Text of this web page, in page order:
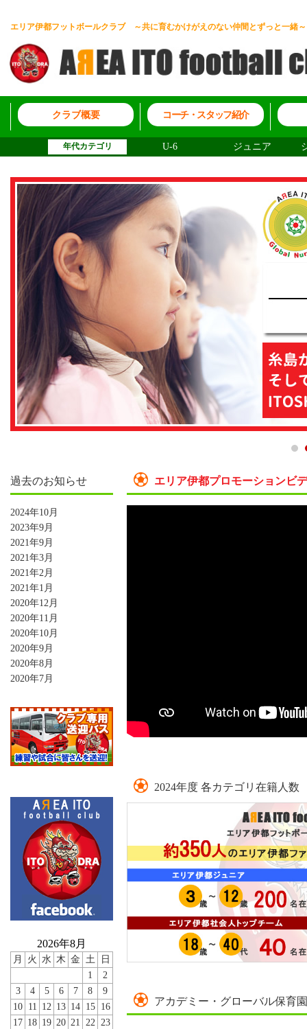
エリア伊都フットボールクラブ ～共に育むかけがえのない仲間とずっと一緒～
クラブ概要 コーチ・スタッフ紹介
年代カテゴリ U-6 ジュニア
エリア伊都プロモーションビ
2024年度 各カテゴリ在籍人数
アカデミー・グローバル保育
過去のお知らせ
2024年10月
2023年9月
2021年9月
2021年3月
2021年2月
2021年1月
2020年12月
2020年11月
2020年10月
2020年9月
2020年8月
2020年7月
2026年8月
月 火 水 木 金 土 日
1
2
3
4 5 6 7 8
9
10 11 12 13 14 15
16
17 18 19 20 21 22 23